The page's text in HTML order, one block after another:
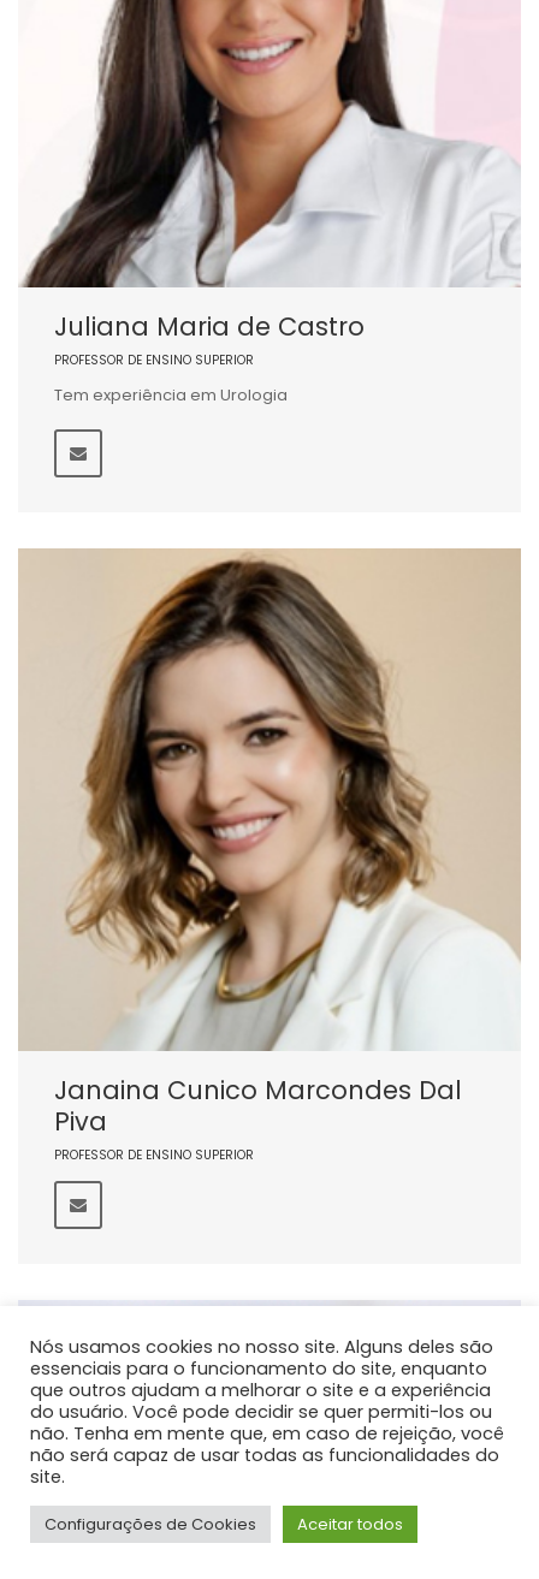
Juliana Maria de Castro
PROFESSOR DE ENSINO SUPERIOR
Tem experiência em Urologia
Janaina Cunico Marcondes Dal
Piva
PROFESSOR DE ENSINO SUPERIOR
Nós usamos cookies no nosso site. Alguns deles são
essenciais para o funcionamento do site, enquanto
que outros ajudam a melhorar o site e a experiência
do usuário. Você pode decidir se quer permiti-los ou
não. Tenha em mente que, em caso de rejeição, você
não será capaz de usar todas as funcionalidades do
site.
Configurações de Cookies Aceitar todos